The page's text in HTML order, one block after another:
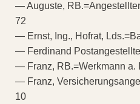
— Auguste,
72
— Ernst, Ing., Hofrat,
— Ferdinand
— Franz, RB.=Werkmann a.
— Franz,
10